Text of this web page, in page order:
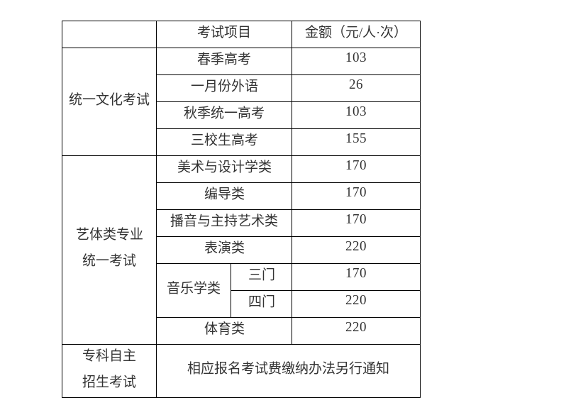
考试项目 金额（元/人·次）
统一文化考试
春季高考
103
一月份外语
26
秋季统一高考
103
三校生高考
155
艺体类专业
统一考试
美术与设计学类
170
编导类
170
播音与主持艺术类
170
表演类
220
音乐学类
三门
170
四门
220
体育类
220
专科自主
招生考试
相应报名考试费缴纳办法另行通知